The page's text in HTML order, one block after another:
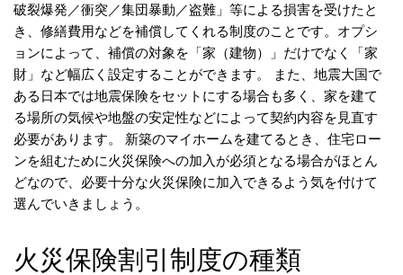
破裂爆発／衝突／集団暴動／盗難」等による損害を受けたと
き、修繕費用などを補償してくれる制度のことです。オプシ
ョンによって、補償の対象を「家（建物）」だけでなく「家
財」など幅広く設定することができます。 また、地震大国で
ある日本では地震保険をセットにする場合も多く、家を建て
る場所の気候や地盤の安定性などによって契約内容を見直す
必要があります。 新築のマイホームを建てるとき、住宅ロー
ンを組むために火災保険への加入が必須となる場合がほとん
どなので、必要十分な火災保険に加入できるよう気を付けて
選んでいきましょう。
火災保険割引制度の種類